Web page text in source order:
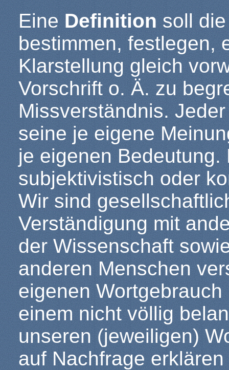
EineDefinitionsoll die
bestimmen, festlegen,
Klarstellung gleich
Vorschrift o. Ä. zu
Missverständnis.
seine je eigene
je eigenen
subjektivistisch oder
Wir sind
Verständigung mit
der Wissenschaft
anderen Menschen
eigenen
einem nicht völlig
unseren (jeweiligen)
auf Nachfrage